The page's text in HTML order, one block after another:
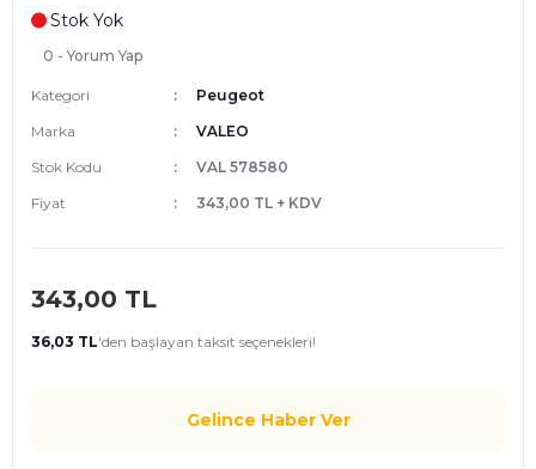
Stok Yok
0 - Yorum Yap
Kategori
Peugeot
Marka
VALEO
Stok Kodu
VAL 578580
Fiyat
343,00 TL + KDV
343,00 TL
36,03 TL'den başlayan taksit seçenekleri!
Gelince Haber Ver